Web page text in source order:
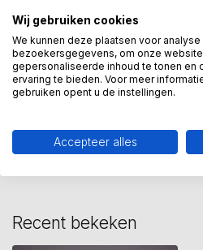
prestatiebeeld
zakelijk
kunstcadeau?
Wij assisteren u
Recent bekeken
Wij gebruiken cookies
We kunnen deze plaatsen voor analyse
bezoekersgegevens, om onze
gepersonaliseerde inhoud te tonen en
ervaring te bieden. Voor meer
gebruiken opent u de instellingen.
Accepteer alles